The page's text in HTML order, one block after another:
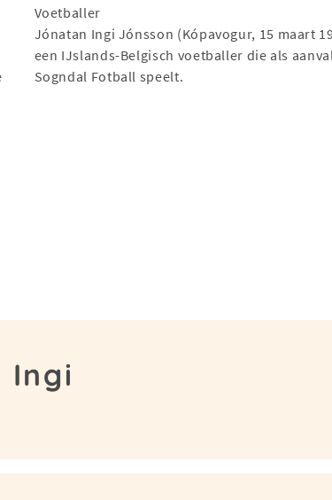
Voetballer
Jónatan Ingi Jónsson (Kópavogur, 15 maart
een IJslands-Belgisch voetballer die als
Sogndal Fotball speelt.
Ingi